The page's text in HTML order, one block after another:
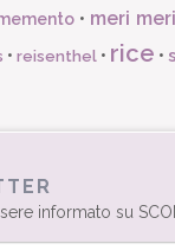
• meri meri
• reisenthel • rice •
informato su